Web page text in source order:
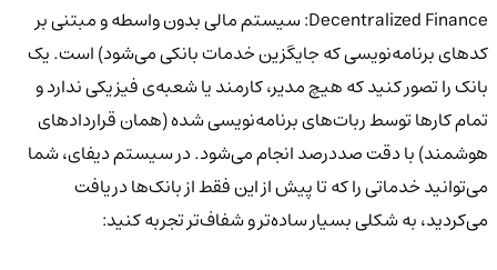
Decentralized Finance: سیستم مالی بدون واسطه و مبتنی بر
کدهای برنامه‌نویسی که جایگزین خدمات بانکی می‌شود) است. یک
بانک را تصور کنید که هیچ مدیر، کارمند یا شعبه‌ی فیزیکی ندارد و
تمام کارها توسط ربات‌های برنامه‌نویسی شده (همان قراردادهای
هوشمند) با دقت صددرصد انجام می‌شود. در سیستم دیفای، شما
می‌توانید خدماتی را که تا پیش از این فقط از بانک‌ها دریافت
می‌کردید، به شکلی بسیار ساده‌تر و شفاف‌تر تجربه کنید: